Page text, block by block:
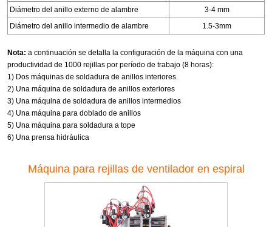
Diámetro del anillo externo de alambre
3-4 mm
Diámetro del anillo intermedio de alambre
1.5-3mm
Nota: a continuación se detalla la configuración de la máquina con una
productividad de 1000 rejillas por período de trabajo (8 horas):
1) Dos máquinas de soldadura de anillos interiores
2) Una máquina de soldadura de anillos exteriores
3) Una máquina de soldadura de anillos intermedios
4) Una máquina para doblado de anillos
5) Una máquina para soldadura a tope
6) Una prensa hidráulica
Máquina para rejillas de ventilador en espiral